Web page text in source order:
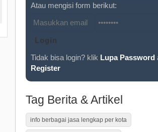
Atau mengisi form berikut:
Tidak bisa login? klik Lupa Password
Register
Tag Berita & Artikel
info berbagai jasa lengkap per kota